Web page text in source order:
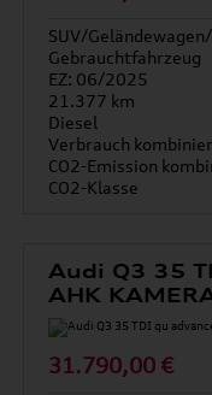
SUV/
Gebrauchtfahrzeug
EZ: 06/2025
21.377 km
Diesel
Verbrauch
CO2-Emission
CO2-Klasse
Audi Q3 35
AHK
31.790,00 €